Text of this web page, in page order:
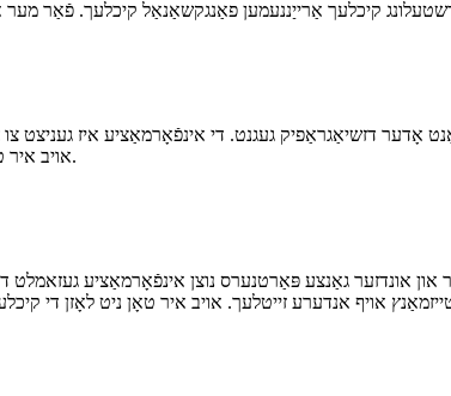
דזשיאַגראַפיק געגנט. די אינפֿאָרמאַציע איז געניצט צו
אויב איר טאָן ניט לאָזן די קיכלעך, עטלעכע אָדער אַלע פֿעיִקייטן קען נישט פונקציאָנירן.
און אונדזער גאַנצע פּאַרטנערס נוצן אינפֿאָרמאַציע געזאמלט